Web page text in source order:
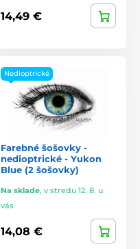
14,49 €
Nedioptrické
Farebné šošovky -
nedioptrické - Yukon
Blue (2 šošovky)
Na sklade, v stredu 12. 8. u
vás
14,08 €